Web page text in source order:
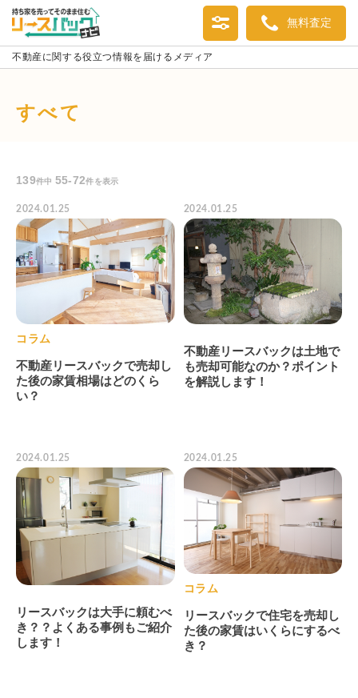
無料査定
不動産に関する役立つ情報を届けるメディア
すべて
139件中 55-72件を表示
2024.01.25
コラム
不動産リースバックで売却し
た後の家賃相場はどのくら
い？
2024.01.25
不動産リースバックは土地で
も売却可能なのか？ポイント
を解説します！
2024.01.25
リースバックは大手に頼むべ
き？？よくある事例もご紹介
します！
2024.01.25
コラム
リースバックで住宅を売却し
た後の家賃はいくらにするべ
き？